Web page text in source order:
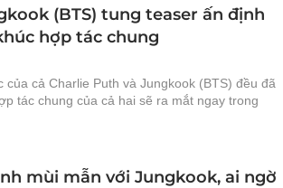
(BTS) tung teaser ấn định
hợp tác chung
cả Charlie Puth và Jungkook (BTS) đều đã
tác chung của cả hai sẽ ra mắt ngay trong
mùi mẫn với Jungkook, ai ngờ